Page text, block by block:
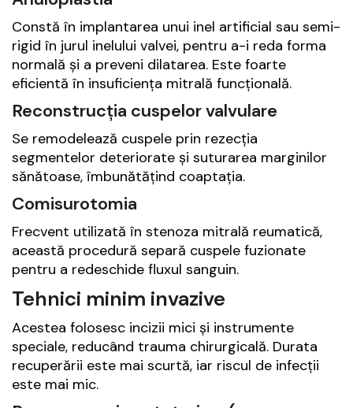
Constă în implantarea unui inel artificial sau semi-
rigid în jurul inelului valvei, pentru a-i reda forma
normală și a preveni dilatarea. Este foarte
eficientă în insuficiența mitrală funcțională.
Reconstrucția cuspelor valvulare
Se remodelează cuspele prin rezecția
segmentelor deteriorate și suturarea marginilor
sănătoase, îmbunătățind coaptația.
Comisurotomia
Frecvent utilizată în stenoza mitrală reumatică,
această procedură separă cuspele fuzionate
pentru a redeschide fluxul sanguin.
Tehnici minim invazive
Acestea folosesc incizii mici și instrumente
speciale, reducând trauma chirurgicală. Durata
recuperării este mai scurtă, iar riscul de infecții
este mai mic.